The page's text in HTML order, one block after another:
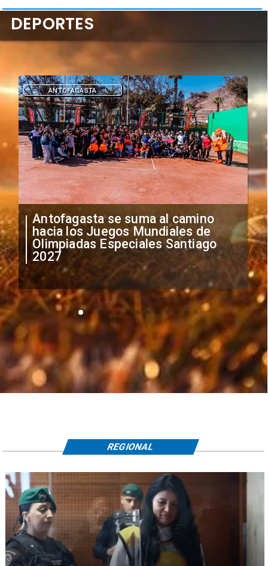
Antofagasta se suma al camino
hacia los Juegos Mundiales de
Olimpiadas Especiales Santiago
2027
ANTOFAGASTA
DEPORTES
REGIONAL